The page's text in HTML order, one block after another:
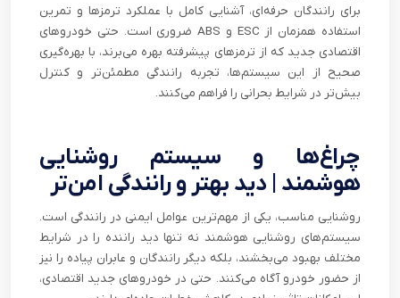
برای رانندگان حرفه‌ای، آشنایی کامل با عملکرد ترمزها و تمرین
استفاده همزمان از ESC و ABS ضروری است. حتی خودروهای
اقتصادی جدید که از ترمزهای پیشرفته بهره می‌برند، با بهره‌گیری
صحیح از این سیستم‌ها، تجربه رانندگی مطمئن‌تر و کنترل
بیش‌تر در شرایط بحرانی را فراهم می‌کنند.
چراغ‌ها و سیستم روشنایی
هوشمند | دید بهتر و رانندگی امن‌تر
روشنایی مناسب، یکی از مهم‌ترین عوامل ایمنی در رانندگی است.
سیستم‌های روشنایی هوشمند نه تنها دید راننده را در شرایط
مختلف بهبود می‌بخشند، بلکه دیگر رانندگان و عابران پیاده را نیز
از حضور خودرو آگاه می‌کنند. حتی در خودروهای جدید اقتصادی،